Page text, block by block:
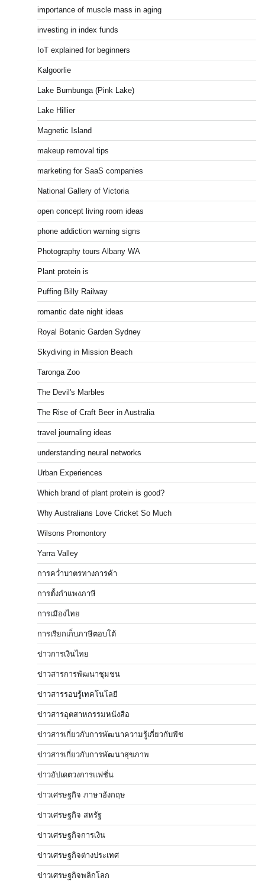
importance of muscle mass in aging
investing in index funds
IoT explained for beginners
Kalgoorlie
Lake Bumbunga (Pink Lake)
Lake Hillier
Magnetic Island
makeup removal tips
marketing for SaaS companies
National Gallery of Victoria
open concept living room ideas
phone addiction warning signs
Photography tours Albany WA
Plant protein is
Puffing Billy Railway
romantic date night ideas
Royal Botanic Garden Sydney
Skydiving in Mission Beach
Taronga Zoo
The Devil's Marbles
The Rise of Craft Beer in Australia
travel journaling ideas
understanding neural networks
Urban Experiences
Which brand of plant protein is good?
Why Australians Love Cricket So Much
Wilsons Promontory
Yarra Valley
การคว่ำบาตรทางการค้า
การตั้งกำแพงภาษี
การเมืองไทย
การเรียกเก็บภาษีตอบโต้
ข่าวการเงินไทย
ข่าวสารการพัฒนาชุมชน
ข่าวสารรอบรู้เทคโนโลยี
ข่าวสารอุตสาหกรรมหนังสือ
ข่าวสารเกี่ยวกับการพัฒนาความรู้เกี่ยวกับพืช
ข่าวสารเกี่ยวกับการพัฒนาสุขภาพ
ข่าวอัปเดตวงการแฟชั่น
ข่าวเศรษฐกิจ ภาษาอังกฤษ
ข่าวเศรษฐกิจ สหรัฐ
ข่าวเศรษฐกิจการเงิน
ข่าวเศรษฐกิจต่างประเทศ
ข่าวเศรษฐกิจพลิกโลก